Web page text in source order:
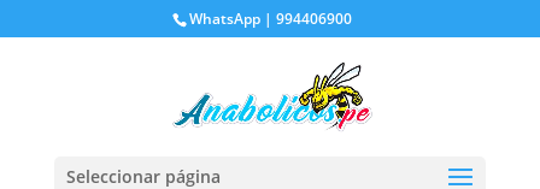
WhatsApp | 994406900
Seleccionar página